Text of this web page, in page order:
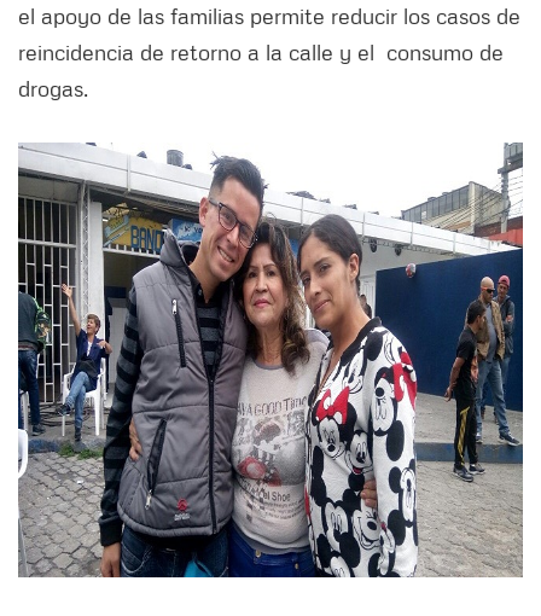
el apoyo de las familias permite reducir los casos de
reincidencia de retorno a la calle y el consumo de
drogas.